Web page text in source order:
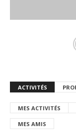
ACTIVITÉS
MES ACTIVITÉS
MES AMIS